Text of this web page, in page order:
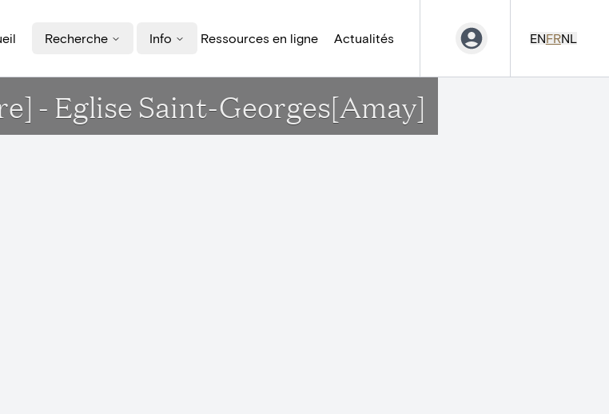
Recherche Info Ressources en ligne Actualités ENFRNL
- Eglise Saint-Georges[Amay]